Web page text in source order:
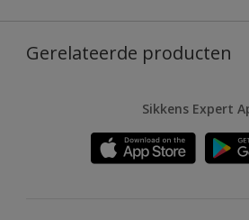
Gerelateerde producten
Sikkens Expert